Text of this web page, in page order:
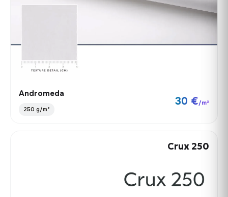
Andromeda
250 g/m²
30 €/m²
Crux 250